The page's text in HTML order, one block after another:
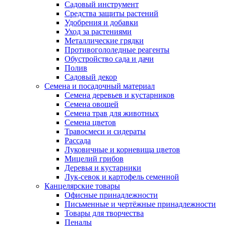
Садовый инструмент
Средства защиты растений
Удобрения и добавки
Уход за растениями
Металлические грядки
Противогололедные реагенты
Обустройство сада и дачи
Полив
Садовый декор
Семена и посадочный материал
Семена деревьев и кустарников
Семена овощей
Семена трав для животных
Семена цветов
Травосмеси и сидераты
Рассада
Луковичные и корневища цветов
Мицелий грибов
Деревья и кустарники
Лук-севок и картофель семенной
Канцелярские товары
Офисные принадлежности
Письменные и чертёжные принадлежности
Товары для творчества
Пеналы